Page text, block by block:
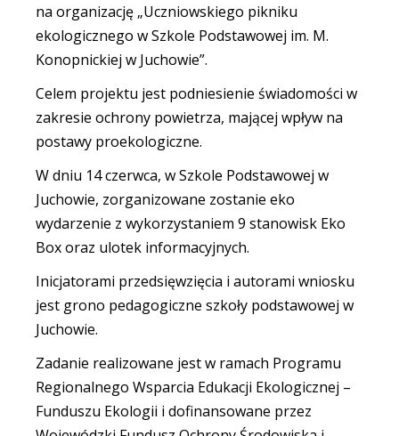
na organizację „Uczniowskiego pikniku
ekologicznego w Szkole Podstawowej im. M.
Konopnickiej w Juchowie”.
Celem projektu jest podniesienie świadomości w
zakresie ochrony powietrza, mającej wpływ na
postawy proekologiczne.
W dniu 14 czerwca, w Szkole Podstawowej w
Juchowie, zorganizowane zostanie eko
wydarzenie z wykorzystaniem 9 stanowisk Eko
Box oraz ulotek informacyjnych.
Inicjatorami przedsięwzięcia i autorami wniosku
jest grono pedagogiczne szkoły podstawowej w
Juchowie.
Zadanie realizowane jest w ramach Programu
Regionalnego Wsparcia Edukacji Ekologicznej –
Funduszu Ekologii i dofinansowane przez